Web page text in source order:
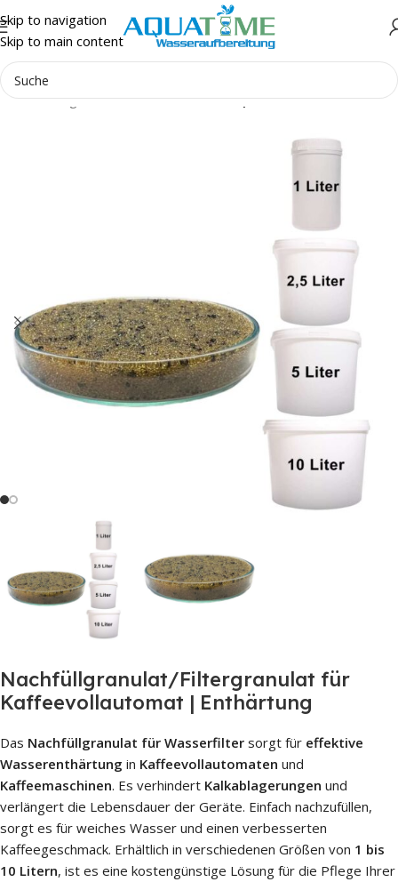
Skip to navigation
Skip to main content
Start Anlagenzubehör Filter- & Adsorptionsmedien
Nachfüllgranulat/Filtergranulat für
Kaffeevollautomat | Enthärtung
Das Nachfüllgranulat für Wasserfilter sorgt für effektive
Wasserenthärtung in Kaffeevollautomaten und
Kaffeemaschinen. Es verhindert Kalkablagerungen und
verlängert die Lebensdauer der Geräte. Einfach nachzufüllen,
sorgt es für weiches Wasser und einen verbesserten
Kaffeegeschmack. Erhältlich in verschiedenen Größen von 1 bis
10 Litern, ist es eine kostengünstige Lösung für die Pflege Ihrer